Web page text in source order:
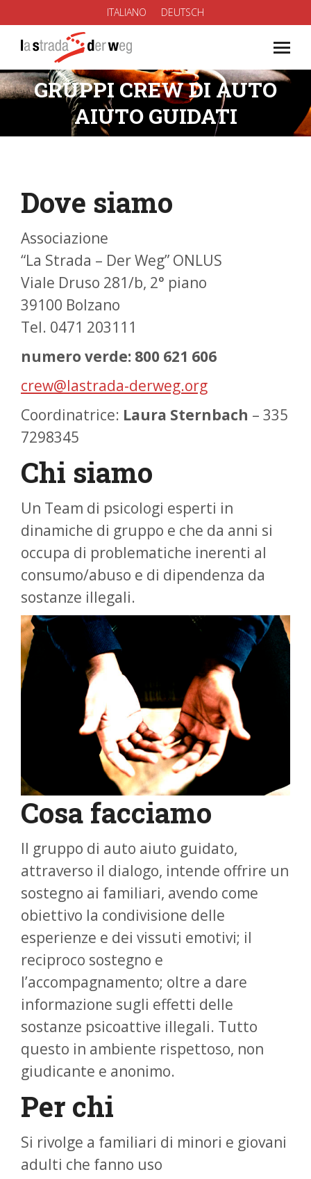
ITALIANO DEUTSCH
GRUPPI CREW DI AUTO
AIUTO GUIDATI
You are here:
Dove siamo
Associazione
“La Strada – Der Weg” ONLUS
Viale Druso 281/b, 2° piano
39100 Bolzano
Tel. 0471 203111
numero verde: 800 621 606
crew@lastrada-derweg.org
Coordinatrice: Laura Sternbach – 335
7298345
Chi siamo
Un Team di psicologi esperti in
dinamiche di gruppo e che da anni si
occupa di problematiche inerenti al
consumo/abuso e di dipendenza da
sostanze illegali.
Cosa facciamo
Il gruppo di auto aiuto guidato,
attraverso il dialogo, intende offrire un
sostegno ai familiari, avendo come
obiettivo la condivisione delle
esperienze e dei vissuti emotivi; il
reciproco sostegno e
l’accompagnamento; oltre a dare
informazione sugli effetti delle
sostanze psicoattive illegali. Tutto
questo in ambiente rispettoso, non
giudicante e anonimo.
Per chi
Si rivolge a familiari di minori e giovani
adulti che fanno uso